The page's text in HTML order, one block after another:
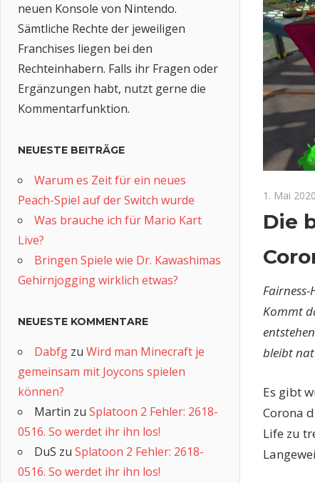
1. Mai 2020
Die
Fairness-
Kommt
bleibt
Es gibt
Corona
Life zu
neuen Konsole von Nintendo.
Sämtliche Rechte der jeweiligen
Franchises liegen bei den
Rechteinhabern. Falls ihr Fragen oder
Ergänzungen habt, nutzt gerne die
Kommentarfunktion.
NEUESTE BEITRÄGE
Warum es Zeit für ein neues
Peach-Spiel auf der Switch wurde
Was brauche ich für Mario Kart
Live?
Bringen Spiele wie Dr. Kawashimas
Gehirnjogging wirklich etwas?
NEUESTE KOMMENTARE
Dabfg zu Wird man Minecraft je
gemeinsam mit Joycons spielen
können?
Martin zu Splatoon 2 Fehler: 2618-
0516. So werdet ihr ihn los!
DuS zu Splatoon 2 Fehler: 2618-
0516. So werdet ihr ihn los!